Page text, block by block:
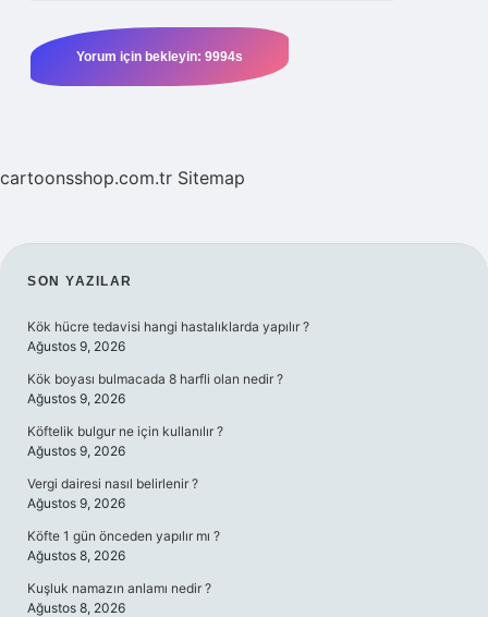
cartoonsshop.com.tr Sitemap
SIDEBAR
SON YAZILAR
Kök hücre tedavisi hangi hastalıklarda yapılır ?
Ağustos 9, 2026
Kök boyası bulmacada 8 harfli olan nedir ?
Ağustos 9, 2026
Köftelik bulgur ne için kullanılır ?
Ağustos 9, 2026
Vergi dairesi nasıl belirlenir ?
Ağustos 9, 2026
Köfte 1 gün önceden yapılır mı ?
Ağustos 8, 2026
Kuşluk namazın anlamı nedir ?
Ağustos 8, 2026